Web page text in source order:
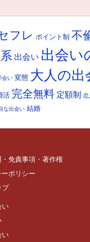
フレ ポイント制 不
出会い 出会い
会い 変態 大人の出
活 完全無料 定額制 恋
な出会い 結婚
免責事項・著作権
ポリシー
プ
い
い